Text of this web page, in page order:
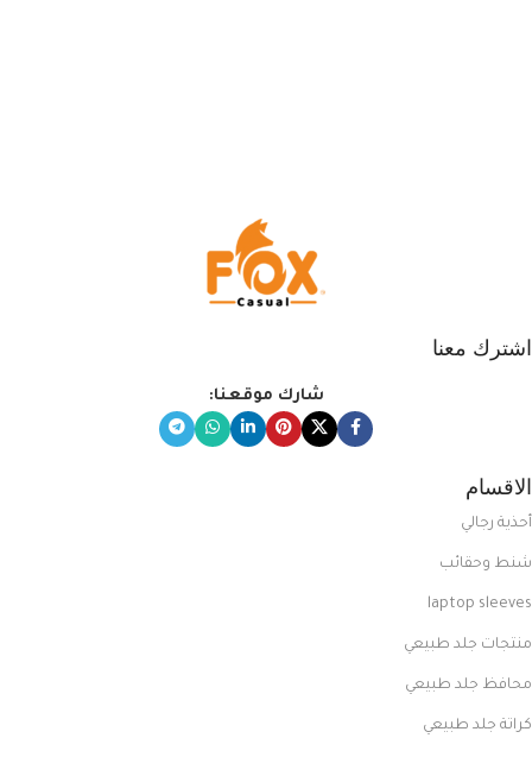
اشترك معنا
شارك موقعنا:
الاقسام
أحذية رجالي
شنط وحقائب
laptop sleeves
منتجات جلد طبيعي
محافظ جلد طبيعي
كراتة جلد طبيعي